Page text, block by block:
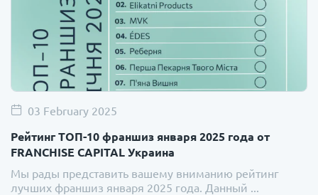
03 February 2025
Рейтинг ТОП-10 франшиз января 2025 года от
FRANCHISE CAPITAL Украина
Мы рады представить вашему вниманию рейтинг
лучших франшиз января 2025 года. Данный ...